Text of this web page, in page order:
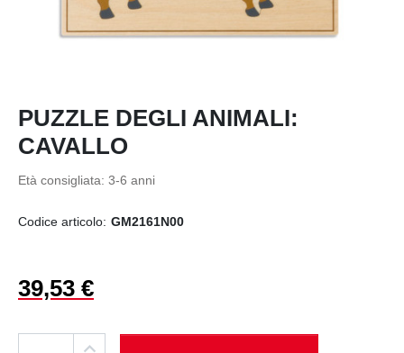
PUZZLE DEGLI ANIMALI:
CAVALLO
Età consigliata: 3-6 anni
Codice articolo: GM2161N00
39,53 €